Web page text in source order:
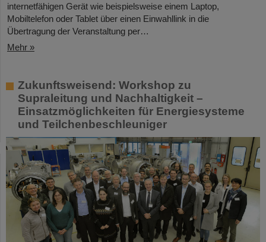
internetfähigen Gerät wie beispielsweise einem Laptop,
Mobiltelefon oder Tablet über einen Einwahllink in die
Übertragung der Veranstaltung per…
Mehr »
Zukunftsweisend: Workshop zu
Supraleitung und Nachhaltigkeit –
Einsatzmöglichkeiten für Energiesysteme
und Teilchenbeschleuniger